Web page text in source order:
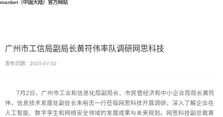
manbet（中国大陆）官方网站
广州市工信局副局长黄符伟率队调研网思科技
发布日期：2025-07-02
7月2日，广州市工业和信息化局副局长、市民营经济和中小企业局局长黄符
伟，信息技术发展处副处长朱裕忠一行莅临网思科技开展调研，深入了解企业在
人工智能、数字孪生和网络安全领域的发展成果与未来规划。网思科技副总裁黄